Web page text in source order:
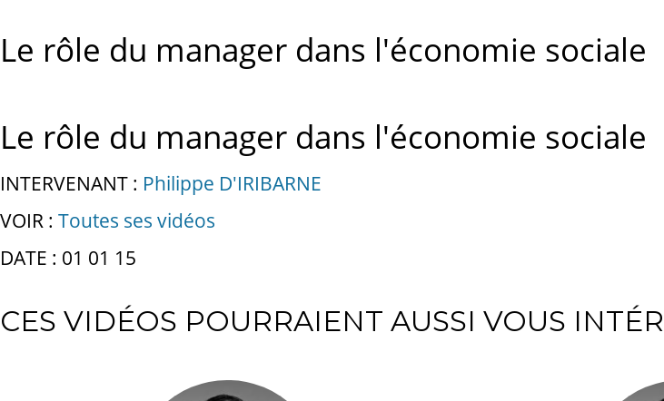
Le rôle du manager dans l'économie sociale
Le rôle du manager dans l'économie sociale
INTERVENANT : Philippe D'IRIBARNE
VOIR : Toutes ses vidéos
DATE : 01 01 15
CES VIDÉOS POURRAIENT AUSSI VOUS